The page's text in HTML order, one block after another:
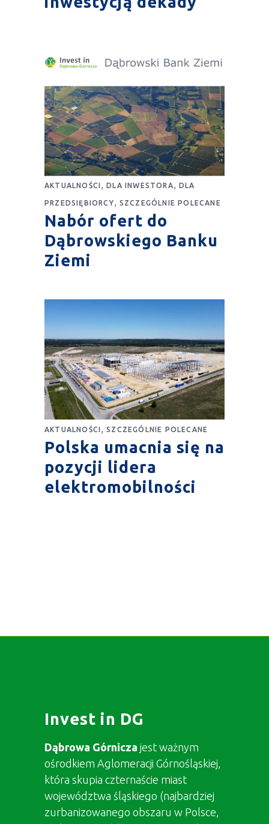
AKTUALNOŚCI ,DLA INWESTORA, DLA
PRZEDSIĘBIORCY, SZCZEGÓLNIE POLECANE
Nabór ofert do
Dąbrowskiego Banku
Ziemi
AKTUALNOŚCI,SZCZEGÓLNIE POLECANE
Polska umacnia się na
pozycji lidera
elektromobilności
Invest in DG
Dąbrowa Górnicza jest ważnym
ośrodkiem Aglomeracji Górnośląskiej,
która skupia czternaście miast
województwa śląskiego (najbardziej
zurbanizowanego obszaru w Polsce,